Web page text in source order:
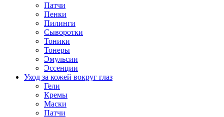
Патчи
Пенки
Пилинги
Сыворотки
Тоники
Тонеры
Эмульсии
Эссенции
Уход за кожей вокруг глаз
Гели
Кремы
Маски
Патчи